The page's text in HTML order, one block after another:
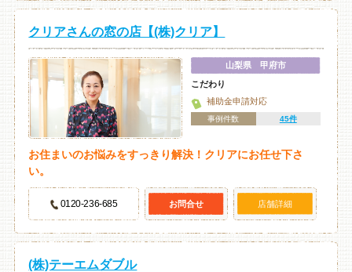
クリアさんの窓の店【(株)クリア】
山梨県 甲府市
こだわり
補助金申請対応
事例件数 45件
お住まいのお悩みをすっきり解決！クリアにお任せ下さ
い。
0120-236-685 お問合せ 店舗詳細
(株)テーエムダブル